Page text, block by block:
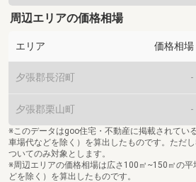
周辺エリアの価格相場
エリア 価格相場
夕張郡長沼町 -
夕張郡栗山町 -
※このデータはgoo住宅・不動産に掲載されてい
車場代などを除く）を算出したものです。ただ
ついてのみ対象とします。
※周辺エリアの価格相場は広さ100㎡~150㎡の平
どを除く）を算出したものです。